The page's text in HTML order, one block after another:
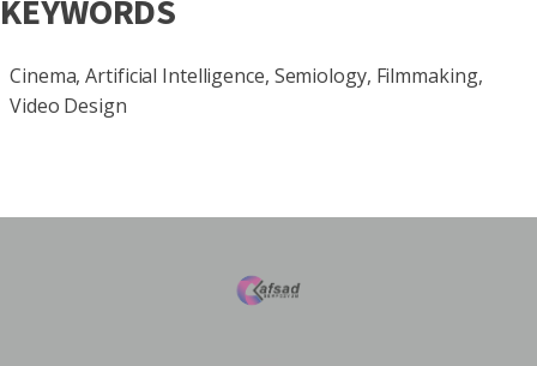
KEYWORDS
Cinema, Artificial Intelligence, Semiology, Filmmaking,
Video Design